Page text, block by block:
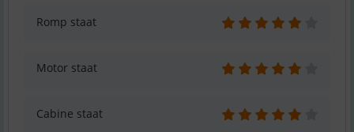
Romp staat
Motor staat
Cabine staat